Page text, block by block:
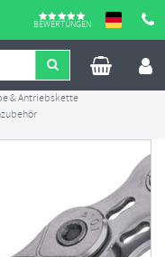
BEWERTUNGEN
& Antriebskette